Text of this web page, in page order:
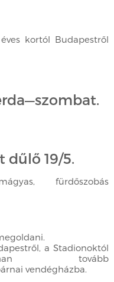
kortól Budapestről
dűlő 19/5.
fürdőszobás
a Stadionoktól
tovább
vendégházba.